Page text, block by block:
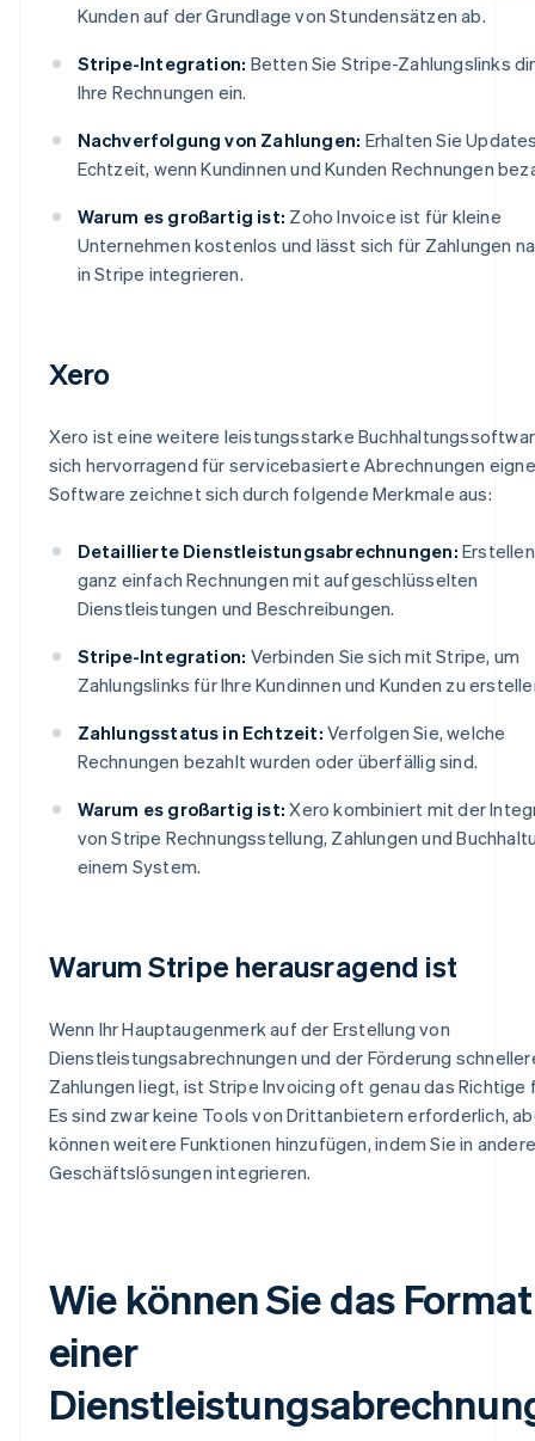
Kunden auf der Grundlage von Stundensätzen ab.
Stripe-Integration: Betten Sie Stripe-Zahlungslinks
Ihre Rechnungen ein.
Nachverfolgung von Zahlungen: Erhalten Sie
Echtzeit, wenn Kundinnen und Kunden Rechnungen
Warum es großartig ist: Zoho Invoice ist für kleine
Unternehmen kostenlos und lässt sich für Zahlungen
in Stripe integrieren.
Xero
Xero ist eine weitere leistungsstarke
sich hervorragend für servicebasierte Abrechnungen
Software zeichnet sich durch folgende Merkmale aus:
Detaillierte Dienstleistungsabrechnungen:
ganz einfach Rechnungen mit aufgeschlüsselten
Dienstleistungen und Beschreibungen.
Stripe-Integration: Verbinden Sie sich mit Stripe, um
Zahlungslinks für Ihre Kundinnen und Kunden zu
Zahlungsstatus in Echtzeit: Verfolgen Sie, welche
Rechnungen bezahlt wurden oder überfällig sind.
Warum es großartig ist: Xero kombiniert mit der
von Stripe Rechnungsstellung, Zahlungen und
einem System.
Warum Stripe herausragend ist
Wenn Ihr Hauptaugenmerk auf der Erstellung von
Dienstleistungsabrechnungen und der Förderung
Zahlungen liegt, ist Stripe Invoicing oft genau das Richtige
Es sind zwar keine Tools von Drittanbietern erforderlich,
können weitere Funktionen hinzufügen, indem Sie in andere
Geschäftslösungen integrieren.
Wie können Sie das Format
einer